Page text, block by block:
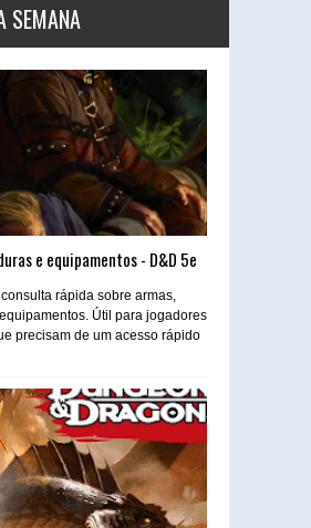
SEMANA
e equipamentos - D&D 5e
rápida sobre armas,
Útil para jogadores
precisam de um acesso rápido